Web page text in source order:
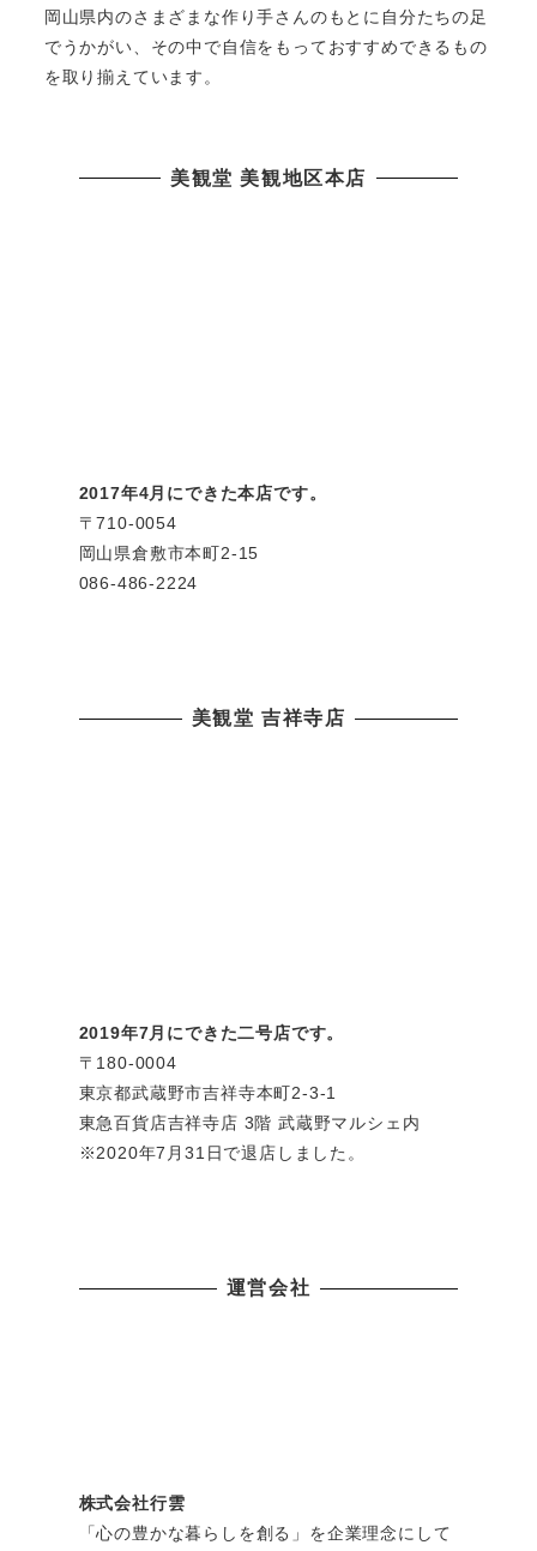
岡山県内のさまざまな作り手さんのもとに自分たちの足
でうかがい、その中で自信をもっておすすめできるもの
を取り揃えています。
美観堂 美観地区本店
2017年4月にできた本店です。
〒710-0054
岡山県倉敷市本町2-15
086-486-2224
美観堂 吉祥寺店
2019年7月にできた二号店です。
〒180-0004
東京都武蔵野市吉祥寺本町2-3-1
東急百貨店吉祥寺店 3階 武蔵野マルシェ内
※2020年7月31日で退店しました。
運営会社
株式会社行雲
「心の豊かな暮らしを創る」を企業理念にして